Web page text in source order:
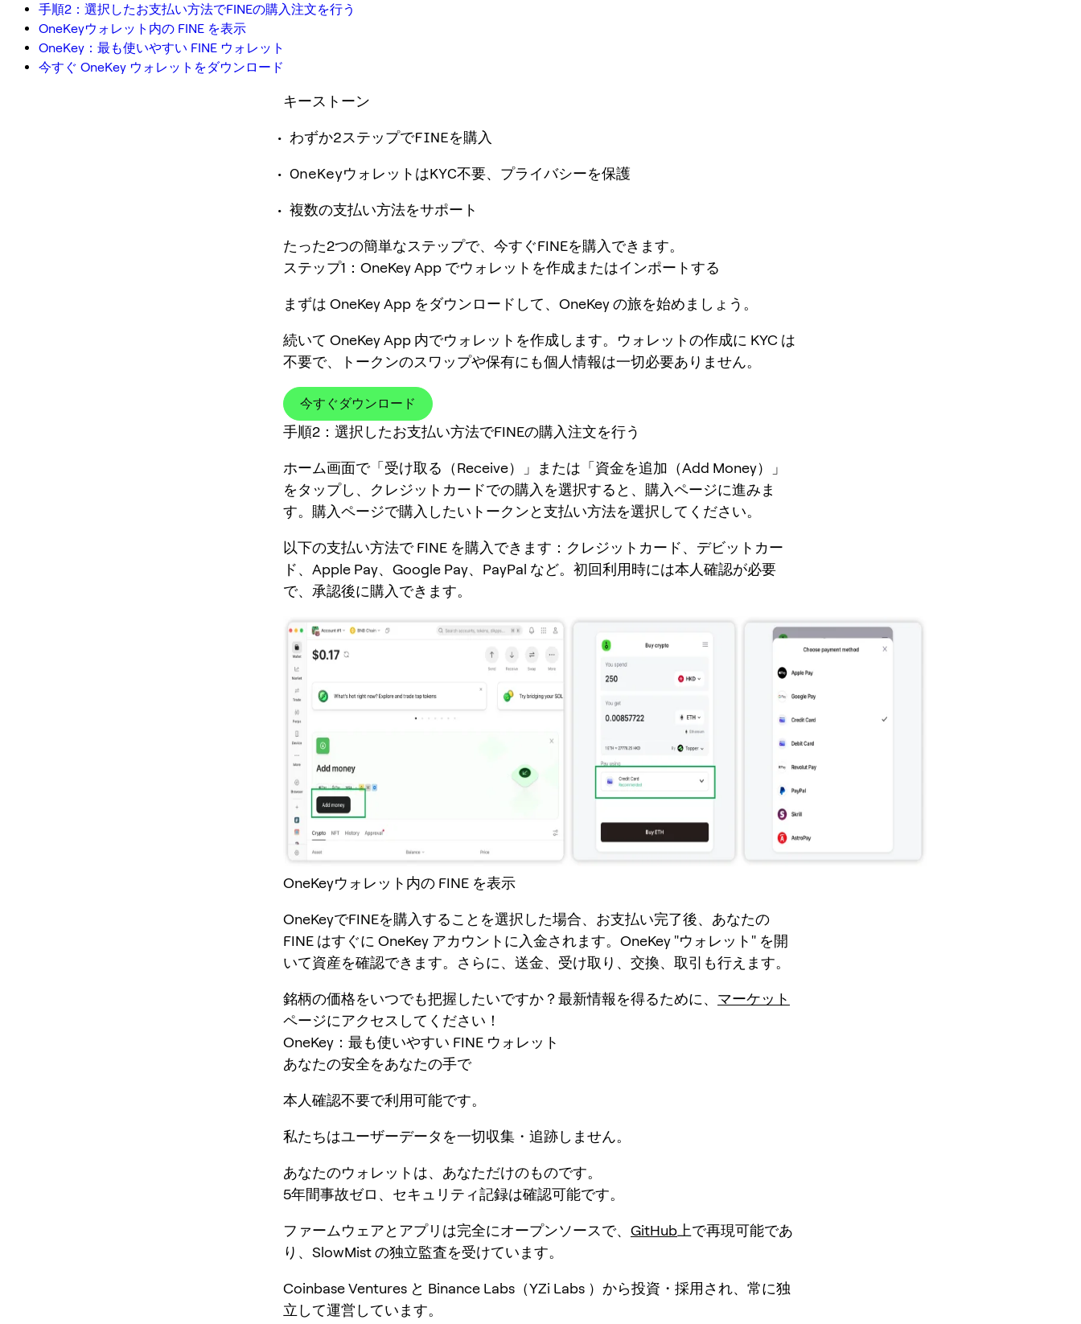
手順2：選択したお支払い方法でFINEの購入注文を行う
OneKeyウォレット内の FINE を表示
OneKey：最も使いやすい FINE ウォレット
今すぐ OneKey ウォレットをダウンロード
キーストーン
わずか2ステップでFINEを購入
OneKeyウォレットはKYC不要、プライバシーを保護
複数の支払い方法をサポート
たった2つの簡単なステップで、今すぐFINEを購入できます。
ステップ1：OneKey App でウォレットを作成またはインポートする
まずは OneKey App をダウンロードして、OneKey の旅を始めましょう。
続いて OneKey App 内でウォレットを作成します。ウォレットの作成に KYC は
不要で、トークンのスワップや保有にも個人情報は一切必要ありません。
今すぐダウンロード
手順2：選択したお支払い方法でFINEの購入注文を行う
ホーム画面で「受け取る（Receive）」または「資金を追加（Add Money）」
をタップし、クレジットカードでの購入を選択すると、購入ページに進みま
す。購入ページで購入したいトークンと支払い方法を選択してください。
以下の支払い方法で FINE を購入できます：クレジットカード、デビットカー
ド、Apple Pay、Google Pay、PayPal など。初回利用時には本人確認が必要
で、承認後に購入できます。
OneKeyウォレット内の FINE を表示
OneKeyでFINEを購入することを選択した場合、お支払い完了後、あなたの
FINE はすぐに OneKey アカウントに入金されます。OneKey "ウォレット" を開
いて資産を確認できます。さらに、送金、受け取り、交換、取引も行えます。
銘柄の価格をいつでも把握したいですか？最新情報を得るために、 マーケット
ページにアクセスしてください！
OneKey：最も使いやすい FINE ウォレット
あなたの安全をあなたの手で
本人確認不要で利用可能です。
私たちはユーザーデータを一切収集・追跡しません。
あなたのウォレットは、あなただけのものです。
5年間事故ゼロ、セキュリティ記録は確認可能です。
ファームウェアとアプリは完全にオープンソースで、 GitHub 上で再現可能であ
り、SlowMist の独立監査を受けています。
Coinbase Ventures と Binance Labs（YZi Labs ）から投資・採用され、常に独
立して運営しています。